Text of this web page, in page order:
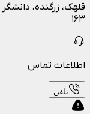
قلهک، زرگنده،
۱۶۳
اطلاعات تماس
تلفن